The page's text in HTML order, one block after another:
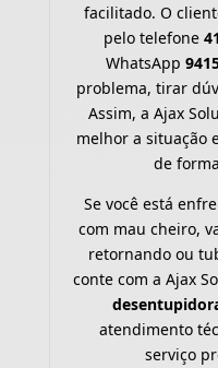
facilitado. O
pelo telefone
WhatsApp
problema, tirar
Assim, a Ajax
melhor a situação
de
Se você está
com mau cheiro,
retornando ou
conte com a Ajax
atendimento
serviço